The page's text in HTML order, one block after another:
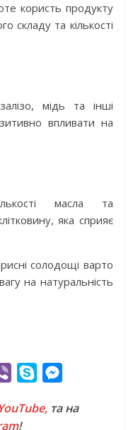
користь продукту
складу та кількості
мідь та інші
впливати на
масла та
яка сприяє
солодощі варто
на натуральність
b
y
s
YouTube, та на
!